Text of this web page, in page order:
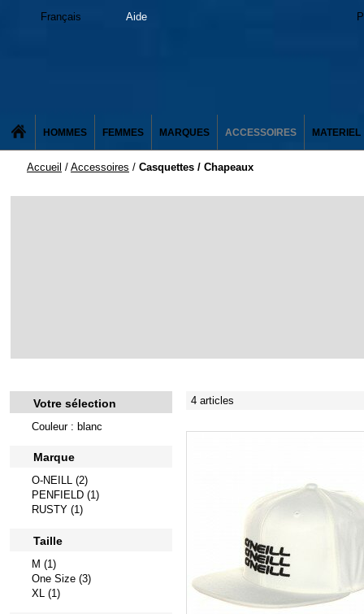
Français Aide
HOMMES FEMMES MARQUES ACCESSOIRES MATERIEL
Accueil / Accessoires / Casquettes / Chapeaux
Votre sélection
Couleur : blanc
Marque
O-NEILL (2)
PENFIELD (1)
RUSTY (1)
Taille
M (1)
One Size (3)
XL (1)
4 articles